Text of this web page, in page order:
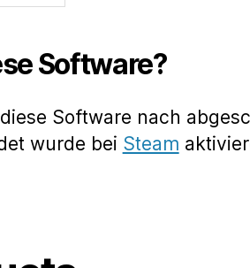
Software?
Software nach
wurde bei Steam